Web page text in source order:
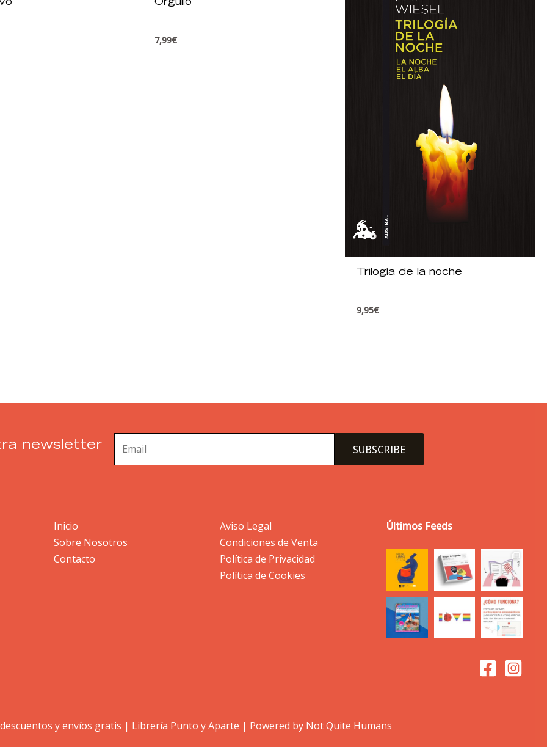
Orgullo
7,99€
Trilogía de la noche
9,95€
newsletter
Inicio
Sobre Nosotros
Contacto
Aviso Legal
Condiciones de Venta
Política de Privacidad
Política de Cookies
Últimos Feeds
y envíos gratis | Librería Punto y Aparte | Powered by Not Quite Humans